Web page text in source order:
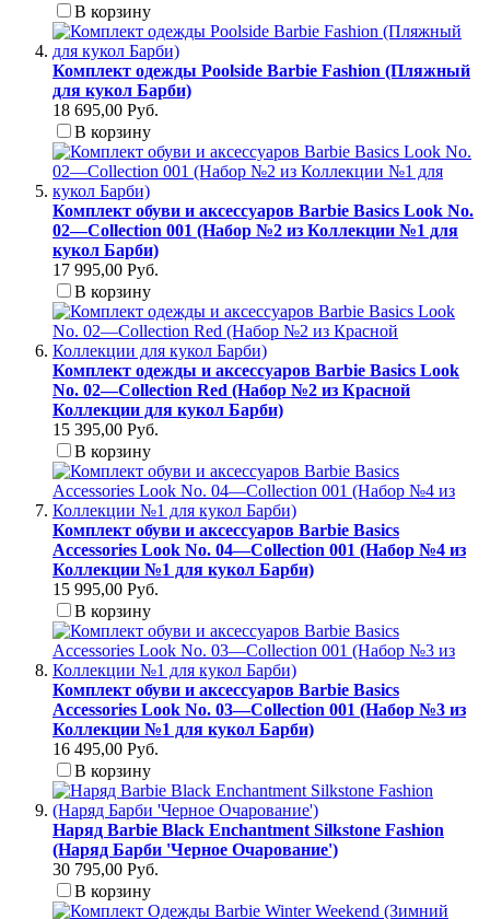
В корзину
Комплект одежды Poolside Barbie Fashion (Пляжный
для кукол Барби)
18 695,00 Руб.
В корзину
Комплект обуви и аксессуаров Barbie Basics Look No.
02—Collection 001 (Набор №2 из Коллекции №1 для
кукол Барби)
17 995,00 Руб.
В корзину
Комплект одежды и аксессуаров Barbie Basics Look
No. 02—Collection Red (Набор №2 из Красной
Коллекции для кукол Барби)
15 395,00 Руб.
В корзину
Комплект обуви и аксессуаров Barbie Basics
Accessories Look No. 04—Collection 001 (Набор №4 из
Коллекции №1 для кукол Барби)
15 995,00 Руб.
В корзину
Комплект обуви и аксессуаров Barbie Basics
Accessories Look No. 03—Collection 001 (Набор №3 из
Коллекции №1 для кукол Барби)
16 495,00 Руб.
В корзину
Наряд Barbie Black Enchantment Silkstone Fashion
(Наряд Барби 'Черное Очарование')
30 795,00 Руб.
В корзину